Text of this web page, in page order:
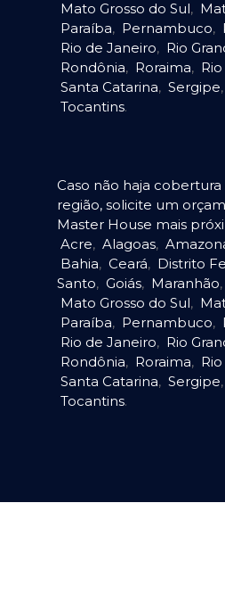
Mato Grosso do Sul,
Paraíba, Pernambuco,
Rio de Janeiro, Rio
Rondônia, Roraima,
Santa Catarina, Sergipe,
Tocantins.
Caso não haja
região, solicite um
Master House mais
Acre, Alagoas,
Bahia, Ceará, Distrito
Santo, Goiás, Maranhão,
Mato Grosso do Sul,
Paraíba, Pernambuco,
Rio de Janeiro, Rio
Rondônia, Roraima,
Santa Catarina, Sergipe,
Tocantins.